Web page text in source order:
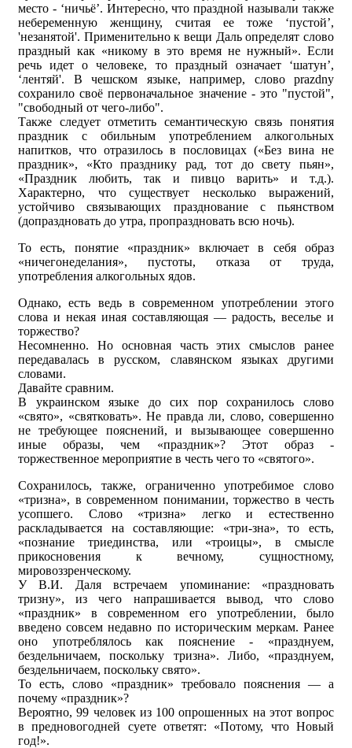
место - ‘ничьё’. Интересно, что праздной называли также
небеременную женщину, считая ее тоже ‘пустой’,
'незанятой'. Применительно к вещи Даль определят слово
праздный как «никому в это время не нужный». Если
речь идет о человеке, то праздный означает ‘шатун’,
‘лентяй'. В чешском языке, например, слово prazdny
сохранило своё первоначальное значение - это "пустой",
"свободный от чего-либо".
Также следует отметить семантическую связь понятия
праздник с обильным употреблением алкогольных
напитков, что отразилось в пословицах («Без вина не
праздник», «Кто празднику рад, тот до свету пьян»,
«Праздник любить, так и пивцо варить» и т.д.).
Характерно, что существует несколько выражений,
устойчиво связывающих празднование с пьянством
(допраздновать до утра, пропраздновать всю ночь).
То есть, понятие «праздник» включает в себя образ
«ничегонеделания», пустоты, отказа от труда,
употребления алкогольных ядов.
Однако, есть ведь в современном употреблении этого
слова и некая иная составляющая — радость, веселье и
торжество?
Несомненно. Но основная часть этих смыслов ранее
передавалась в русском, славянском языках другими
словами.
Давайте сравним.
В украинском языке до сих пор сохранилось слово
«свято», «святковать». Не правда ли, слово, совершенно
не требующее пояснений, и вызывающее совершенно
иные образы, чем «праздник»? Этот образ -
торжественное мероприятие в честь чего то «святого».
Сохранилось, также, ограниченно употребимое слово
«тризна», в современном понимании, торжество в честь
усопшего. Слово «тризна» легко и естественно
раскладывается на составляющие: «три-зна», то есть,
«познание триединства, или «троицы», в смысле
прикосновения к вечному, сущностному,
мировоззренческому.
У В.И. Даля встречаем упоминание: «праздновать
тризну», из чего напрашивается вывод, что слово
«праздник» в современном его употреблении, было
введено совсем недавно по историческим меркам. Ранее
оно употреблялось как пояснение - «празднуем,
бездельничаем, поскольку тризна». Либо, «празднуем,
бездельничаем, поскольку свято».
То есть, слово «праздник» требовало пояснения — а
почему «праздник»?
Вероятно, 99 человек из 100 опрошенных на этот вопрос
в предновогодней суете ответят: «Потому, что Новый
год!».